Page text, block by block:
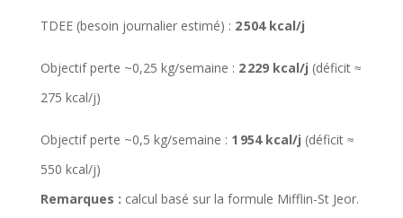
TDEE (besoin journalier estimé) : 2 504 kcal/j
Objectif perte ~0,25 kg/semaine : 2 229 kcal/j (déficit ≈
275 kcal/j)
Objectif perte ~0,5 kg/semaine : 1 954 kcal/j (déficit ≈
550 kcal/j)
Remarques : calcul basé sur la formule Mifflin-St Jeor.